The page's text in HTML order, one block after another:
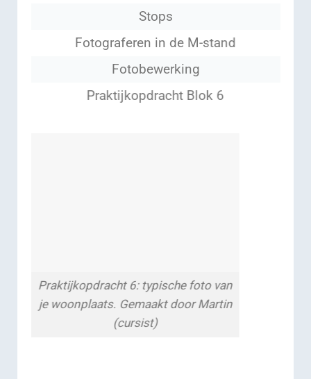
Stops
Fotograferen in de M-stand
Fotobewerking
Praktijkopdracht Blok 6
Praktijkopdracht 6: typische foto van
je woonplaats. Gemaakt door Martin
(cursist)